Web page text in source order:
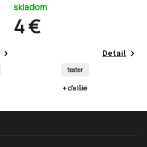
skladom
4 €
Detail
tester
+ ďalšie